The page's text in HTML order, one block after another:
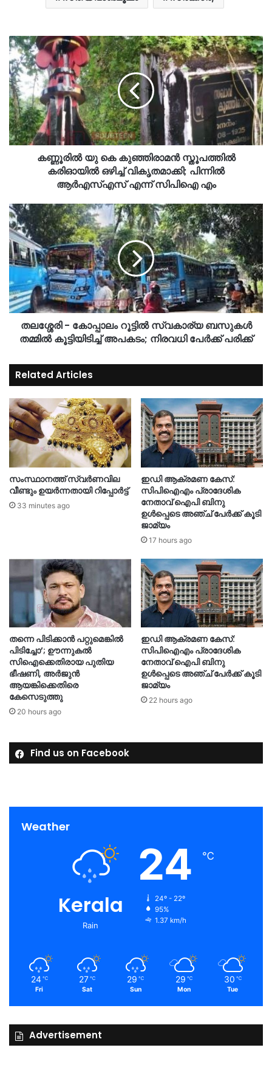
കണ്ണൂരിൽ യു കെ കുഞ്ഞിരാമൻ സ്തൂപത്തിൽ
കരിഓയിൽ ഒഴിച്ച് വികൃതമാക്കി; പിന്നിൽ
ആർഎസ്എസ് എന്ന് സിപിഐ എം
തലശ്ശേരി - കോപ്പാലം റൂട്ടിൽ സ്വകാര്യ ബസുകൾ
തമ്മിൽ കൂട്ടിയിടിച്ച് അപകടം; നിരവധി പേർക്ക് പരിക്ക്
Related Articles
സംസ്ഥാനത്ത് സ്വർണവില
വീണ്ടും ഉയർന്നതായി റിപ്പോർട്ട്
33 minutes ago
ഇഡി ആക്രമണ കേസ്:
സിപിഐഎം പ്രാദേശിക
നേതാവ് ഐപി ബിനു
ഉൾപ്പെടെ അഞ്ച് പേർക്ക് കൂടി
ജാമ്യം
17 hours ago
തന്നെ പിടിക്കാൻ പറ്റുമെങ്കിൽ
പിടിച്ചോ’; ഊന്നുകൽ
സിഐക്കെതിരായ പുതിയ
ഭീഷണി, അർജുൻ
ആയങ്കിക്കെതിരെ
കേസെടുത്തു
20 hours ago
ഇഡി ആക്രമണ കേസ്:
സിപിഐഎം പ്രാദേശിക
നേതാവ് ഐപി ബിനു
ഉൾപ്പെടെ അഞ്ച് പേർക്ക് കൂടി
ജാമ്യം
22 hours ago
Find us on Facebook
Weather
Kerala
Rain
24 ℃
24º - 22º
95%
1.37 km/h
24 ℃
Fri
27 ℃
Sat
29 ℃
Sun
29 ℃
Mon
30 ℃
Tue
Advertisement